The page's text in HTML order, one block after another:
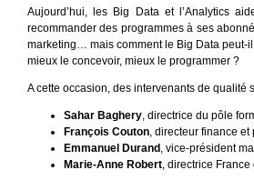
Aujourd’hui, les Big Data et l’Analytics
recommander des programmes à ses
marketing… mais comment le Big Data peut-
mieux le concevoir, mieux le programmer ?
A cette occasion, des intervenants de qualité
Sahar Baghery, directrice du pôle
François Couton, directeur finance
Emmanuel Durand , vice-président
Marie-Anne Robert, directrice